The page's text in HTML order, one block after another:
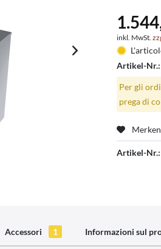
inkl. MwSt.
Artikel-Nr.:
Per gli
prega di
Merken
Artikel-Nr.:
Accessori 1 Informazioni sul